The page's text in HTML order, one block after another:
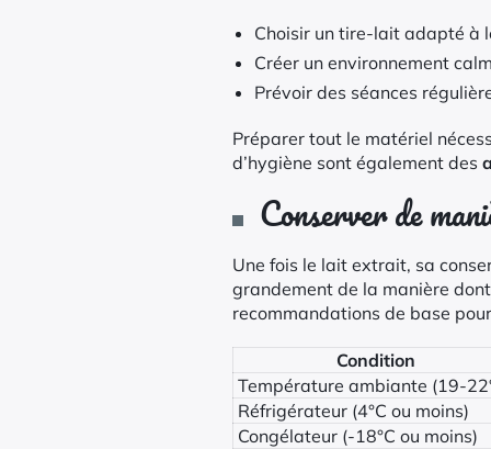
Choisir un tire-lait adapté à
Créer un environnement
Prévoir des séances
Préparer tout le matériel
d’hygiène sont également des
Conserver de
Une fois le lait extrait, sa
grandement de la manière
recommandations de base
Condition
Température ambiante (19-
Réfrigérateur (4°C ou moins)
Congélateur (-18°C ou moins)